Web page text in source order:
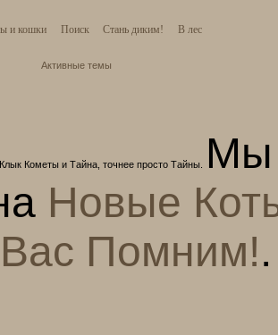
и кошки Поиск Стань диким! В лес
Активные темы
Кометы и Тайна, точнее просто Тайны.
Мы
Новые
Помним!.